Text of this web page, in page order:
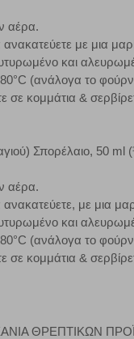
αέρα.
με μια
και
(ανάλογα το
σε κομμάτια &
Σπορέλαιο, 50 ml
αέρα.
με μια
και
(ανάλογα το
σε κομμάτια &
ΘΡΕΠΤΙΚΩΝ